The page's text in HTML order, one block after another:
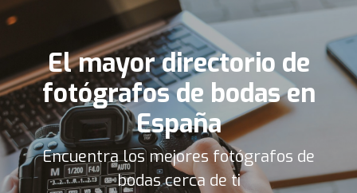
El mayor directorio de
fotógrafos de bodas en
España
Encuentra los mejores fotógrafos de
bodas cerca de ti